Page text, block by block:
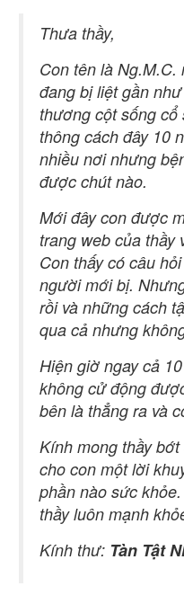
Thưa thầy,
Con tên là Ng.M.C.
đang bị liệt gần
thương cột sống
thông cách đây 10
nhiều nơi nhưng
được chút nào.
Mới đây con được
trang web của thầy
Con thấy có câu
người mới bị.
rồi và những cách
qua cả nhưng
Hiện giờ ngay cả
không cử động
bên là thẳng ra và
Kính mong thầy
cho con một lời
phần nào sức
thầy luôn mạnh
Kính thư: Tàn Tật